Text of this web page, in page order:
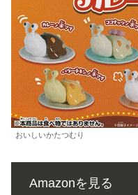
おいしいかたつむり
Amazonを見る